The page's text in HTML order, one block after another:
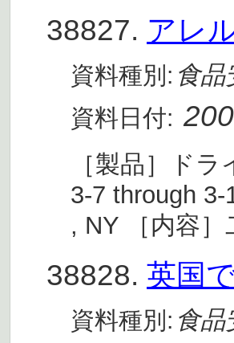
38827. アレ
資料種別: 食品
資料日付:
［製品］ド
3-7 through
, NY ［内容
38828. 英国
資料種別: 食品